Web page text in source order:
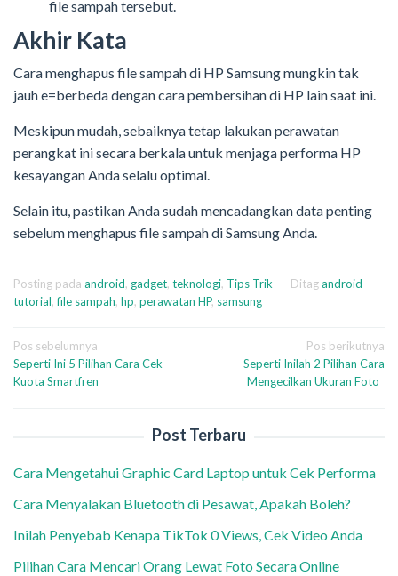
file sampah tersebut.
Akhir Kata
Cara menghapus file sampah di HP Samsung mungkin tak
jauh e=berbeda dengan cara pembersihan di HP lain saat ini.
Meskipun mudah, sebaiknya tetap lakukan perawatan
perangkat ini secara berkala untuk menjaga performa HP
kesayangan Anda selalu optimal.
Selain itu, pastikan Anda sudah mencadangkan data penting
sebelum menghapus file sampah di Samsung Anda.
Posting pada android, gadget, teknologi, Tips Trik Ditagandroid
tutorial,file sampah, hp, perawatan HP, samsung
Navigasi
pos
Pos sebelumnya
Seperti Ini 5 Pilihan Cara Cek
Kuota Smartfren
Pos berikutnya
Seperti Inilah 2 Pilihan Cara
Mengecilkan Ukuran Foto
Post Terbaru
Cara Mengetahui Graphic Card Laptop untuk Cek Performa
Cara Menyalakan Bluetooth di Pesawat, Apakah Boleh?
Inilah Penyebab Kenapa TikTok 0 Views, Cek Video Anda
Pilihan Cara Mencari Orang Lewat Foto Secara Online